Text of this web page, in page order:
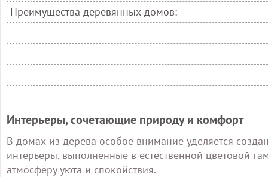
Преимущества деревянных домов:
Интерьеры, сочетающие природу и комфорт
В домах из дерева особое внимание уделяется
интерьеры, выполненные в естественной цветовой
атмосферу уюта и спокойствия.